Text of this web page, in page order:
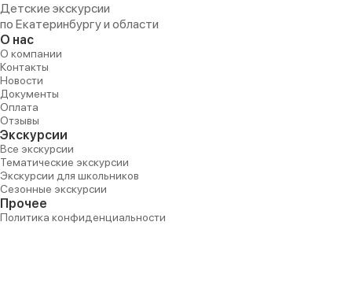
Детские экскурсии
по Екатеринбургу и области
О нас
О компании
Контакты
Новости
Документы
Оплата
Отзывы
Экскурсии
Все экскурсии
Тематические экскурсии
Экскурсии для школьников
Сезонные экскурсии
Прочее
Политика конфиденциальности